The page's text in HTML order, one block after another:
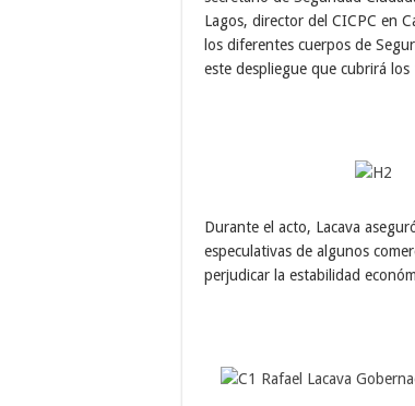
Lagos, director del CICPC en
los diferentes cuerpos de
este despliegue que cubrirá
Durante el acto, Lacava
especulativas de algunos
perjudicar la estabilidad